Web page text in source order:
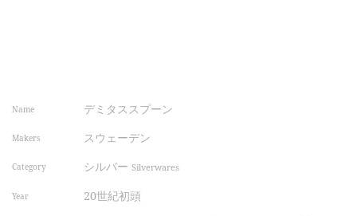
Name デミタススプーン
Makers スウェーデン
Category シルバー Silverwares
Year 20世紀初頭